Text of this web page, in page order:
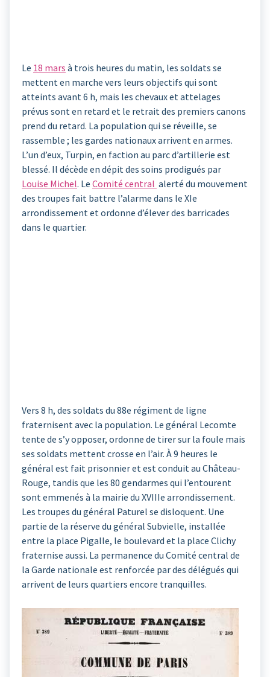
Le 18 mars à trois heures du matin, les soldats se
mettent en marche vers leurs objectifs qui sont
atteints avant 6 h, mais les chevaux et attelages
prévus sont en retard et le retrait des premiers canons
prend du retard. La population qui se réveille, se
rassemble ; les gardes nationaux arrivent en armes.
L’un d’eux, Turpin, en faction au parc d’artillerie est
blessé. Il décède en dépit des soins prodigués par
Louise Michel. Le Comité central alerté du mouvement
des troupes fait battre l’alarme dans le XIe
arrondissement et ordonne d’élever des barricades
dans le quartier.
Vers 8 h, des soldats du 88e régiment de ligne
fraternisent avec la population. Le général Lecomte
tente de s’y opposer, ordonne de tirer sur la foule mais
ses soldats mettent crosse en l’air. À 9 heures le
général est fait prisonnier et est conduit au Château-
Rouge, tandis que les 80 gendarmes qui l’entourent
sont emmenés à la mairie du XVIIIe arrondissement.
Les troupes du général Paturel se disloquent. Une
partie de la réserve du général Subvielle, installée
entre la place Pigalle, le boulevard et la place Clichy
fraternise aussi. La permanence du Comité central de
la Garde nationale est renforcée par des délégués qui
arrivent de leurs quartiers encore tranquilles.